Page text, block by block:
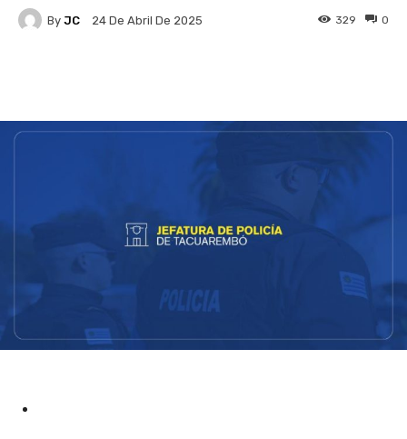
By JC 24 De Abril De 2025 0
329